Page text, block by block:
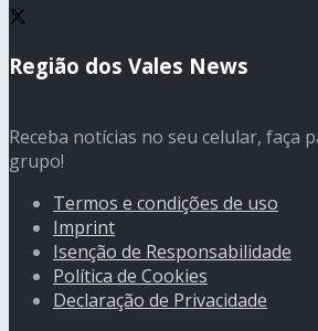
Região dos Vales News
Receba notícias no seu celular, faça
grupo!
Termos e condições de uso
Imprint
Isenção de Responsabilidade
Política de Cookies
Declaração de Privacidade